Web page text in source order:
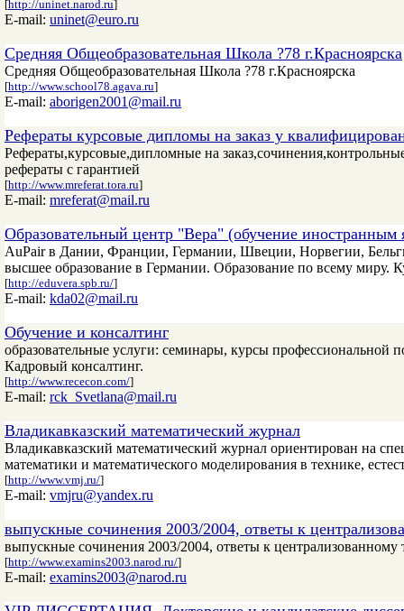
[http://uninet.narod.ru]
E-mail: uninet@euro.ru
Средняя Общеобразовательная Школа ?78 г.Красноярска
Средняя Общеобразовательная Школа ?78 г.Красноярска
[http://www.school78.agava.ru]
E-mail: aborigen2001@mail.ru
Рефераты курсовые дипломы на заказ у
Рефераты,курсовые,дипломные на
рефераты с гарантией
[http://www.mreferat.tora.ru]
E-mail: mreferat@mail.ru
Образовательный центр "Вера" (обучение иностранным
AuPair в Дании, Франции, Германии, Швеции, Норвегии,
высшее образование в Германии. Образование по всему миру.
[http://eduvera.spb.ru/]
E-mail: kda02@mail.ru
Обучение и консалтинг
образовательные услуги: семинары, курсы
Кадровый консалтинг.
[http://www.rececon.com/]
E-mail: rck_Svetlana@mail.ru
Владикавказский математический журнал
Владикавказский математический журнал ориентирован на
математики и математического моделирования в технике,
[http://www.vmj.ru/]
E-mail: vmjru@yandex.ru
выпускные сочинения 2003/2004, ответы к
выпускные сочинения 2003/2004, ответы к
[http://www.examins2003.narod.ru/]
E-mail: examins2003@narod.ru